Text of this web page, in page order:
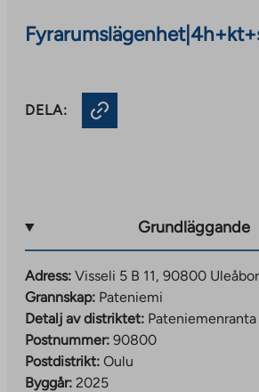
Fyrarumslägenhet|
DELA:
Grundläggande
Adress: Visseli 5 B 11, 90800
Grannskap: Pateniemi
Detalj av distriktet: Pateniemenranta
Postnummer: 90800
Postdistrikt: Oulu
Byggår: 2025